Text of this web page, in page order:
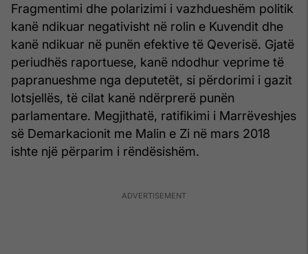
Fragmentimi dhe polarizimi i vazhdueshëm politik
kanë ndikuar negativisht në rolin e Kuvendit dhe
kanë ndikuar në punën efektive të Qeverisë. Gjatë
periudhës raportuese, kanë ndodhur veprime të
papranueshme nga deputetët, si përdorimi i gazit
lotsjellës, të cilat kanë ndërprerë punën
parlamentare. Megjithatë, ratifikimi i Marrëveshjes
së Demarkacionit me Malin e Zi në mars 2018
ishte një përparim i rëndësishëm.